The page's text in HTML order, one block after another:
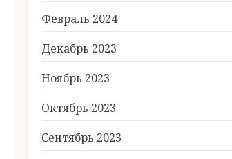
Февраль 2024
Декабрь 2023
Ноябрь 2023
Октябрь 2023
Сентябрь 2023